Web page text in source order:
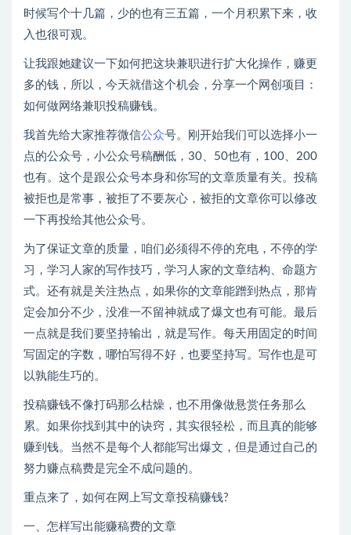
时候写个十几篇，少的也有三五篇，一个月积累下来，收
入也很可观。
让我跟她建议一下如何把这块兼职进行扩大化操作，赚更
多的钱，所以，今天就借这个机会，分享一个网创项目：
如何做网络兼职投稿赚钱。
我首先给大家推荐微信公众号。刚开始我们可以选择小一
点的公众号，小公众号稿酬低，30、50也有，100、200
也有。这个是跟公众号本身和你写的文章质量有关。投稿
被拒也是常事，被拒了不要灰心，被拒的文章你可以修改
一下再投给其他公众号。
为了保证文章的质量，咱们必须得不停的充电，不停的学
习，学习人家的写作技巧，学习人家的文章结构、命题方
式。还有就是关注热点，如果你的文章能蹭到热点，那肯
定会加分不少，没准一不留神就成了爆文也有可能。最后
一点就是我们要坚持输出，就是写作。每天用固定的时间
写固定的字数，哪怕写得不好，也要坚持写。写作也是可
以孰能生巧的。
投稿赚钱不像打码那么枯燥，也不用像做悬赏任务那么
累。如果你找到其中的诀窍，其实很轻松，而且真的能够
赚到钱。当然不是每个人都能写出爆文，但是通过自己的
努力赚点稿费是完全不成问题的。
重点来了，如何在网上写文章投稿赚钱?
一、怎样写出能赚稿费的文章